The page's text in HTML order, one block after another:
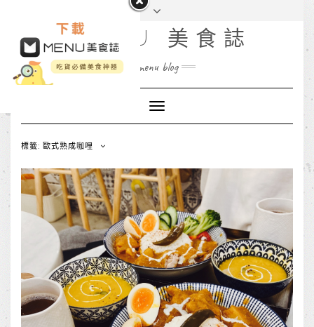
MENU 美食誌
menu blog
Toggle
Navigation
標籤: 歐式熟成咖哩